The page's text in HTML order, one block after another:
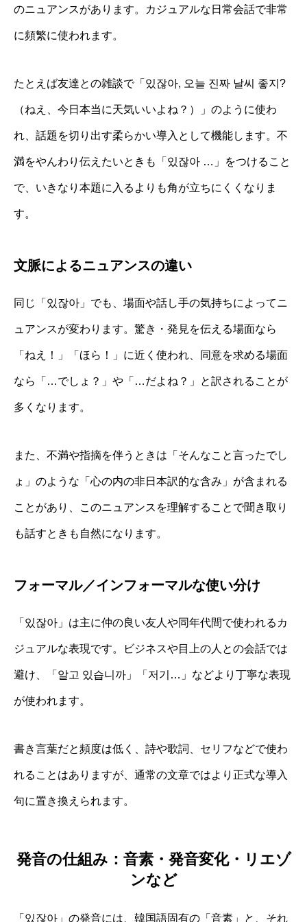
のニュアンスがあります。カジュアルな日常会話で非常
に頻繁に使われます。
たとえば友達との雑談で「있잖아, 오늘 진짜 날씨 좋지?
（ねえ、今日本当に天気いいよね？）」のように使わ
れ、話題を切り出す柔らかい導入として機能します。不
満をやんわり伝えたいときも「있잖아 …」をつけること
で、いきなり本題に入るよりも角が立ちにくくなりま
す。
文脈によるニュアンスの違い
同じ「있잖아」でも、場面や話し手の気持ちによってニ
ュアンスが変わります。驚き・発見を伝える場面なら
「ねえ！」「ほら！」に近く使われ、同意を求める場面
なら「…でしょ？」や「…だよね？」と訳されることが
多くなります。
また、不満や指摘を伴うときは「そんなこと言ったでし
ょ」のような「心の内の非日本訳的な含み」が含まれる
ことがあり、このニュアンスを理解することで聞き取り
も話すときも自然になります。
フォーマル／インフォーマルな使い分け
「있잖아」は主に仲の良い友人や同年代間で使われるカ
ジュアルな表現です。ビジネスや目上の人との会話では
避け、「알고 있습니까」「저기…」などより丁寧な表現
が使われます。
書き言葉だと頻度は低く、詩や歌詞、セリフなどで使わ
れることはありますが、通常の文章ではより正式な導入
句に置き換えられます。
発音の仕組み：音素・発音変化・リエゾ
ンなど
「있잖아」の発音には、韓国語固有の「音素」と、それ